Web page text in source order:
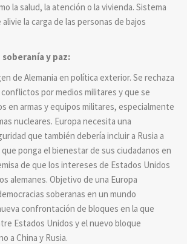
la salud, la atención o la vivienda. Sistema
la carga de las personas de bajos
y paz:
de Alemania en política exterior. Se rechaza
por medios militares y que se
en armas y equipos militares, especialmente
nucleares. Europa necesita una
que también debería incluir a Rusia a
ponga el bienestar de sus ciudadanos en
de que los intereses de Estados Unidos
alemanes. Objetivo de una Europa
soberanas en un mundo
confrontación de bloques en la que
Estados Unidos y el nuevo bloque
a China y Rusia.